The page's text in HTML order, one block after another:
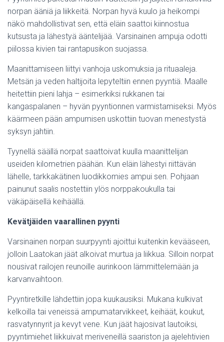
norpan ääniä ja liikkeitä. Norpan hyvä kuulo ja heikompi
näkö mahdollistivat sen, että eläin saattoi kiinnostua
kutsusta ja lähestyä ääntelijää. Varsinainen ampuja odotti
piilossa kivien tai rantapusikon suojassa.
Maanittamiseen liittyi vanhoja uskomuksia ja rituaaleja.
Metsän ja veden haltijoita lepyteltiin ennen pyyntiä. Maalle
heitettiin pieni lahja – esimerkiksi rukkanen tai
kangaspalanen – hyvän pyyntionnen varmistamiseksi. Myös
käärmeen pään ampumisen uskottiin tuovan menestystä
syksyn jahtiin.
Tyynellä säällä norpat saattoivat kuulla maanittelijan
useiden kilometrien päähän. Kun eläin lähestyi riittävän
lähelle, tarkkakätinen luodikkomies ampui sen. Pohjaan
painunut saalis nostettiin ylös norppakoukulla tai
väkäpäisellä keihäällä.
Kevätjäiden vaarallinen pyynti
Varsinainen norpan suurpyynti ajoittui kuitenkin kevääseen,
jolloin Laatokan jäät alkoivat murtua ja liikkua. Silloin norpat
nousivat railojen reunoille aurinkoon lämmittelemään ja
karvanvaihtoon.
Pyyntiretkille lähdettiin jopa kuukausiksi. Mukana kulkivat
kelkoilla tai veneissä ampumatarvikkeet, keihäät, koukut,
rasvatynnyrit ja kevyt vene. Kun jäät hajosivat lautoiksi,
pyyntimiehet liikkuivat meriveneillä saariston ja ajelehtivien